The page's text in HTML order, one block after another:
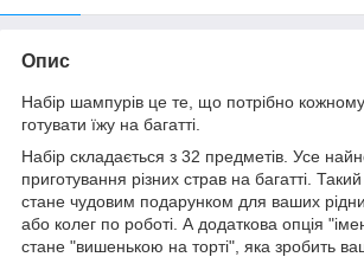
Опис
Набір шампурів це те, що потрібно
готувати їжу на багатті.
Набір складається з 32 предметів. Усе
приготування різних страв на багатті.
стане чудовим подарунком для ваших
або колег по роботі. А додаткова опція
стане "вишенькою на торті", яка зробить